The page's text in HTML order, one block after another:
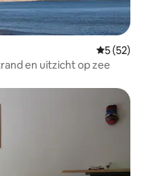
5 (52)
en uitzicht op zee